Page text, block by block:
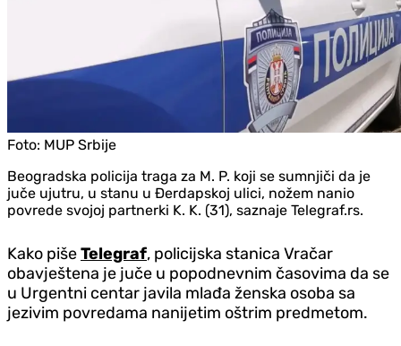
Foto: MUP Srbije
Beogradska policija traga za M. P. koji se sumnjiči da je
juče ujutru, u stanu u Đerdapskoj ulici, nožem nanio
povrede svojoj partnerki K. K. (31), saznaje Telegraf.rs.
Kako pišeTelegraf, policijska stanica Vračar
obavještena je juče u popodnevnim časovima da se
u Urgentni centar javila mlađa ženska osoba sa
jezivim povredama nanijetim oštrim predmetom.